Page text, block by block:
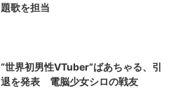
題歌を担当
“世界初男性VTuber”ばあちゃる、引
退を発表 電脳少女シロの戦友